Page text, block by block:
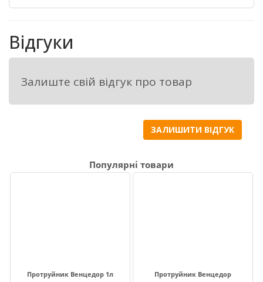
Пролонгований контроль дротяників,
попелиць, злакових мух,  хлібних
жужелиць, хлібних блішок і цикадок.
проростанню  насіння навіть за пізніх
Відгуки
Залиште свій відгук про товар
ЗАЛИШИТИ ВІДГУК
Популярні товари
Протруйник Венцедор 1л Протруйник Венцедор